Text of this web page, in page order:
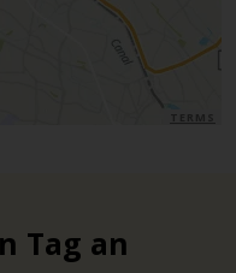
Tag an